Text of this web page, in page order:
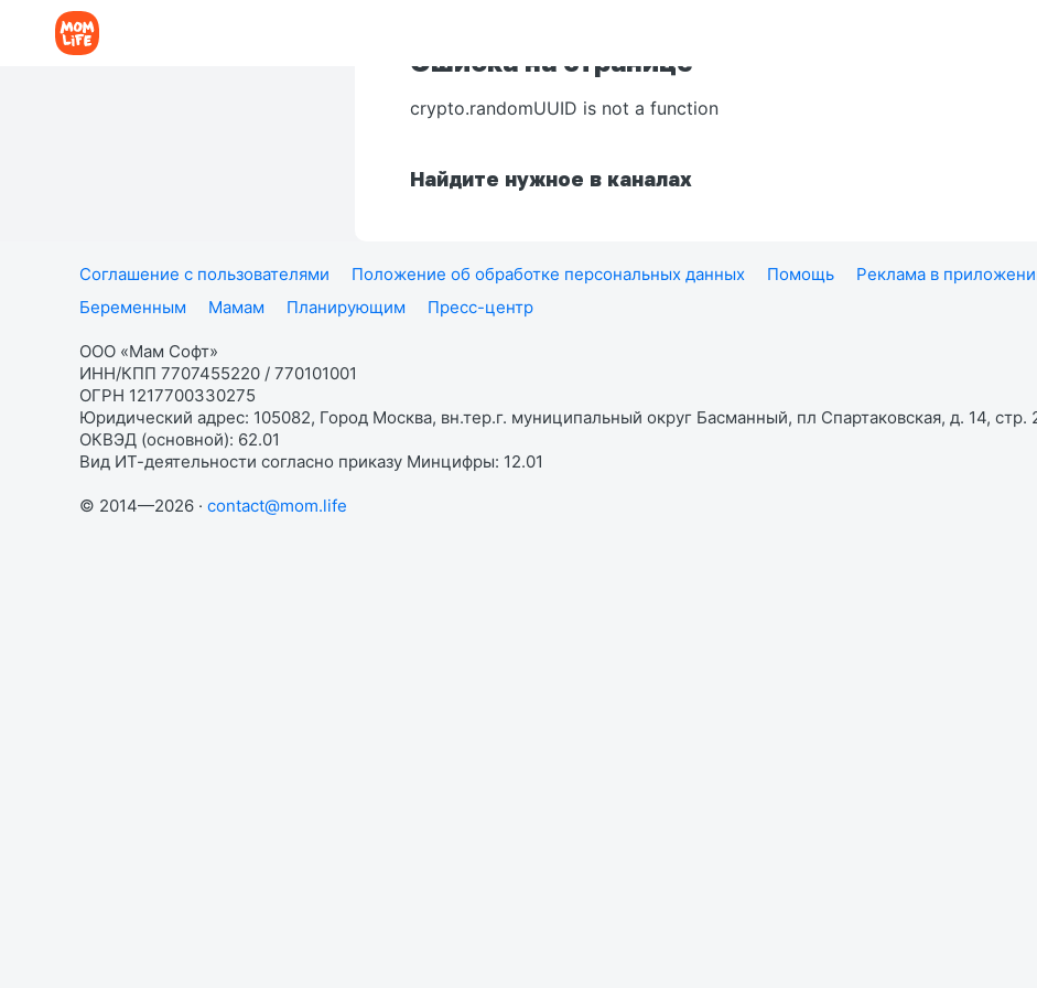
Ошибка на странице
crypto.randomUUID is not a function
Найдите нужное в каналах
Соглашение с пользователями Положение об обработке персональных данных Помощь Реклама в
Беременным
Мамам Планирующим Пресс-центр
ООО «Мам Софт»
ИНН/КПП 7707455220 / 770101001
ОГРН 1217700330275
Юридический адрес: 105082, Город Москва, вн.тер.г. муниципальный округ Басманный, пл Спартаковская, д. 14,
ОКВЭД (основной): 62.01
Вид ИТ-деятельности согласно приказу Минцифры: 12.01
© 2014—2026 · contact@mom.life